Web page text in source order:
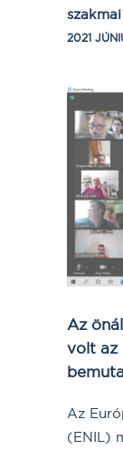
2021
Az
volt az
Az
(ENIL)